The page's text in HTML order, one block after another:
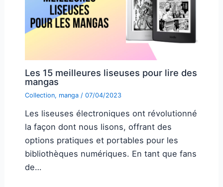
Les 15 meilleures liseuses pour lire des
mangas
Collection, manga/ 07/04/2023
Les liseuses électroniques ont révolutionné
la façon dont nous lisons, offrant des
options pratiques et portables pour les
bibliothèques numériques. En tant que fans
de…